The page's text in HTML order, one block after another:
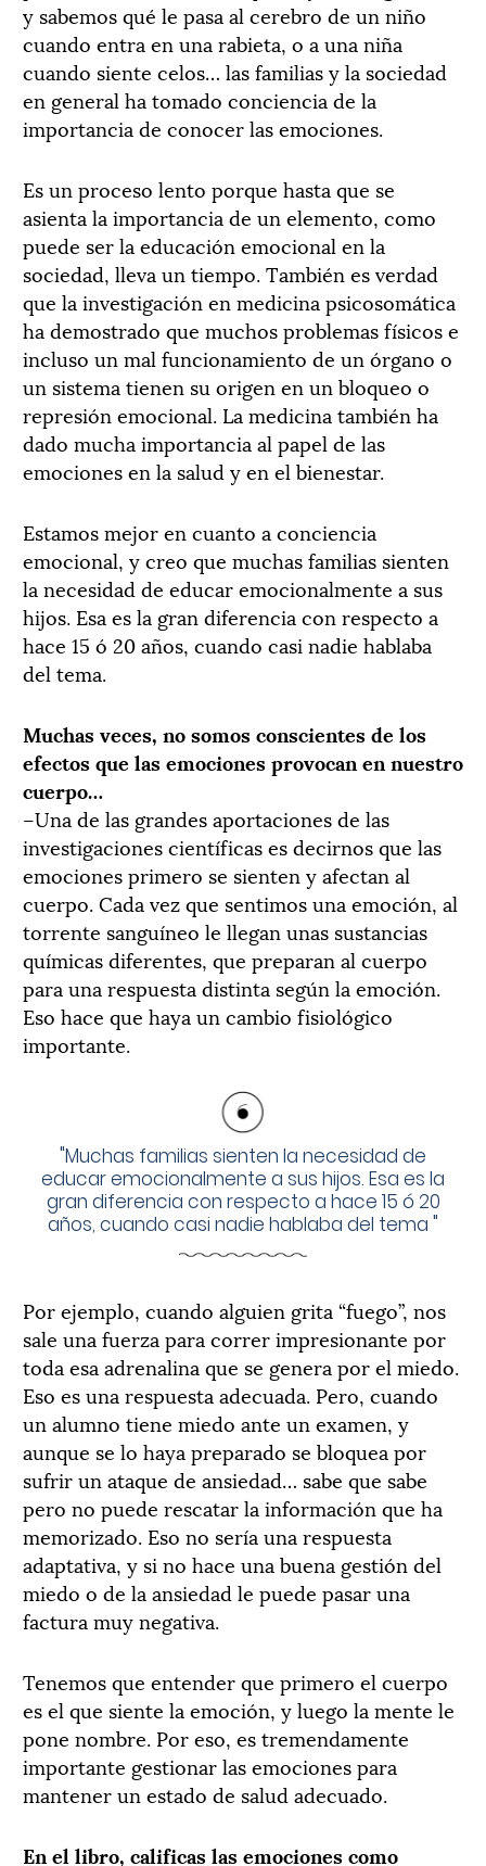
y sabemos qué le pasa al cerebro de un niño
cuando entra en una rabieta, o a una niña
cuando siente celos… las familias y la sociedad
en general ha tomado conciencia de la
importancia de conocer las emociones.
Es un proceso lento porque hasta que se
asienta la importancia de un elemento, como
puede ser la educación emocional en la
sociedad, lleva un tiempo. También es verdad
que la investigación en medicina psicosomática
ha demostrado que muchos problemas físicos e
incluso un mal funcionamiento de un órgano o
un sistema tienen su origen en un bloqueo o
represión emocional. La medicina también ha
dado mucha importancia al papel de las
emociones en la salud y en el bienestar.
Estamos mejor en cuanto a conciencia
emocional, y creo que muchas familias sienten
la necesidad de educar emocionalmente a sus
hijos. Esa es la gran diferencia con respecto a
hace 15 ó 20 años, cuando casi nadie hablaba
del tema.
Muchas veces, no somos conscientes de los
efectos que las emociones provocan en nuestro
cuerpo…
–Una de las grandes aportaciones de las
investigaciones científicas es decirnos que las
emociones primero se sienten y afectan al
cuerpo. Cada vez que sentimos una emoción, al
torrente sanguíneo le llegan unas sustancias
químicas diferentes, que preparan al cuerpo
para una respuesta distinta según la emoción.
Eso hace que haya un cambio fisiológico
importante.
"Muchas familias sienten la necesidad de
educar emocionalmente a sus hijos. Esa es la
gran diferencia con respecto a hace 15 ó 20
años, cuando casi nadie hablaba del tema "
Por ejemplo, cuando alguien grita “fuego”, nos
sale una fuerza para correr impresionante por
toda esa adrenalina que se genera por el miedo.
Eso es una respuesta adecuada. Pero, cuando
un alumno tiene miedo ante un examen, y
aunque se lo haya preparado se bloquea por
sufrir un ataque de ansiedad… sabe que sabe
pero no puede rescatar la información que ha
memorizado. Eso no sería una respuesta
adaptativa, y si no hace una buena gestión del
miedo o de la ansiedad le puede pasar una
factura muy negativa.
Tenemos que entender que primero el cuerpo
es el que siente la emoción, y luego la mente le
pone nombre. Por eso, es tremendamente
importante gestionar las emociones para
mantener un estado de salud adecuado.
En el libro, calificas las emociones como